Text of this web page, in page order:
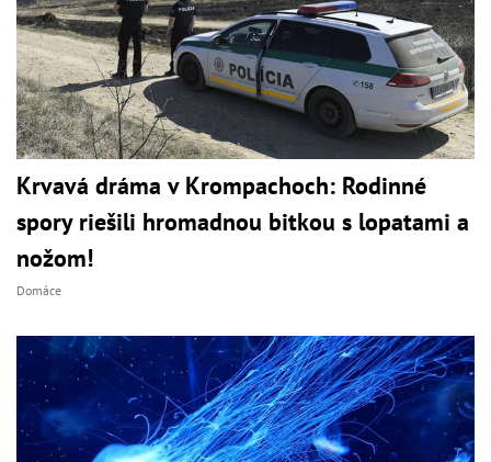
Krvavá dráma v Krompachoch: Rodinné
spory riešili hromadnou bitkou s lopatami a
nožom!
Domáce